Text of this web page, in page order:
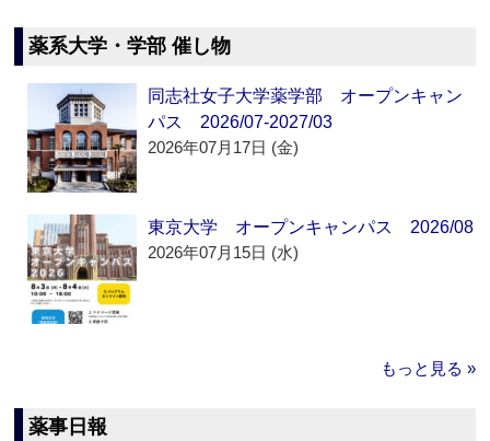
薬系大学・学部 催し物
同志社女子大学薬学部 オープンキャン
パス 2026/07-2027/03
2026年07月17日 (金)
東京大学 オープンキャンパス 2026/08
2026年07月15日 (水)
もっと見る »
薬事日報